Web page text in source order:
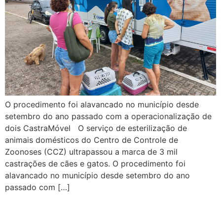
O procedimento foi alavancado no município desde
setembro do ano passado com a operacionalização de
dois CastraMóvel O serviço de esterilização de
animais domésticos do Centro de Controle de
Zoonoses (CCZ) ultrapassou a marca de 3 mil
castrações de cães e gatos. O procedimento foi
alavancado no município desde setembro do ano
passado com […]